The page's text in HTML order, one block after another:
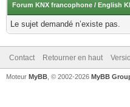
Forum KNX francophone / English
Le sujet demandé n’existe pas.
Contact Retourner en haut
Moteur MyBB , © 2002-2026 MyBB